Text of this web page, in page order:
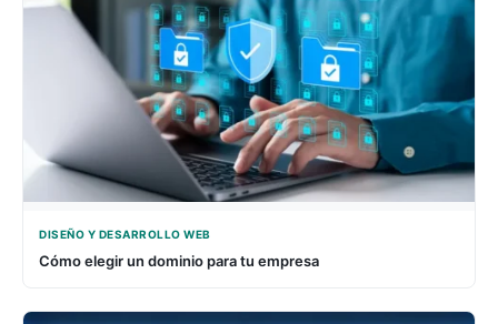
DISEÑO Y DESARROLLO WEB
Cómo elegir un dominio para tu empresa